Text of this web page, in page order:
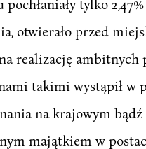
pochłaniały tylko
otwierało przed
realizację
takimi wystąpił w
na krajowym
majątkiem w